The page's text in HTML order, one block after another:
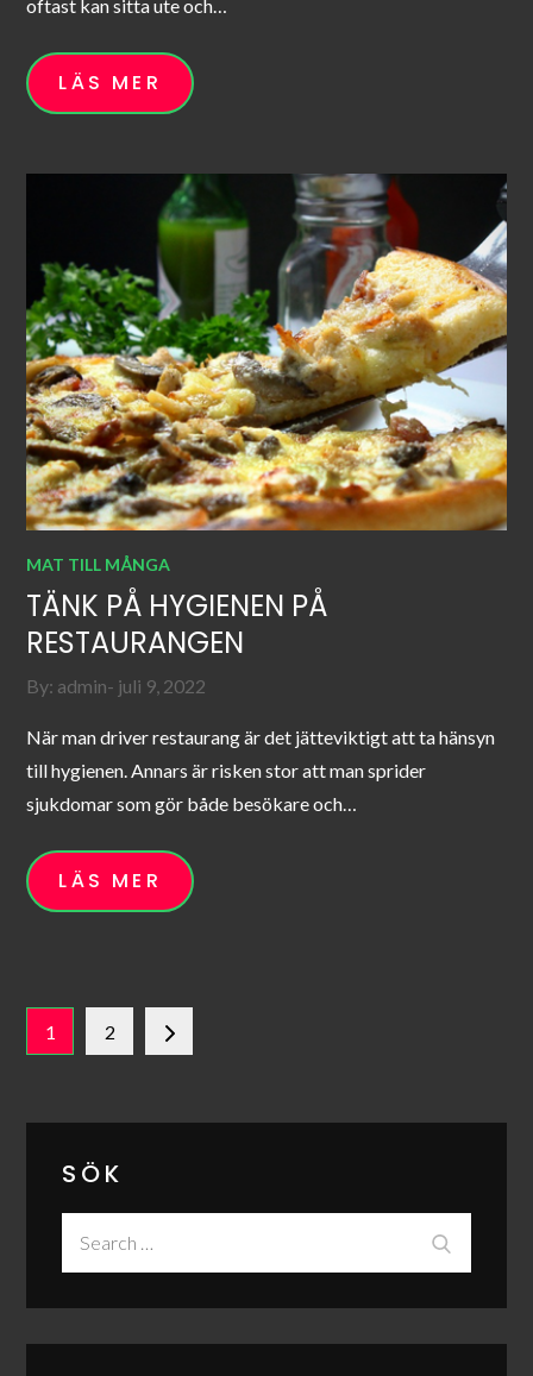
oftast kan sitta ute och…
LÄS MER
MAT TILL MÅNGA
TÄNK PÅ HYGIENEN PÅ
RESTAURANGEN
By: admin Posted
juli 9, 2022
När man driver restaurang är det jätteviktigt att ta hänsyn
till hygienen. Annars är risken stor att man sprider
sjukdomar som gör både besökare och…
LÄS MER
Sidnumrering
inlägg
1 2
SÖK